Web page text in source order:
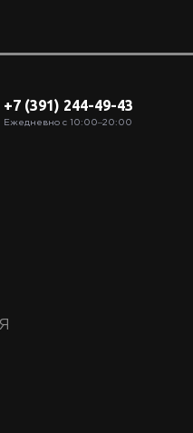
+7 (391) 244-49-43
Ежедневно с 10:00‒20:00